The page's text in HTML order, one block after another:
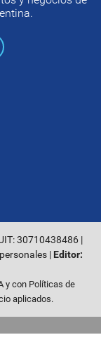
30710438486 |
| Editor:
y con Políticas de
aplicados.